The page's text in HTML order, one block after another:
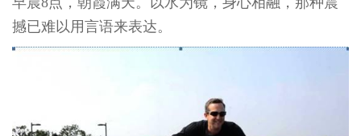
撼已难以用言语来表达。